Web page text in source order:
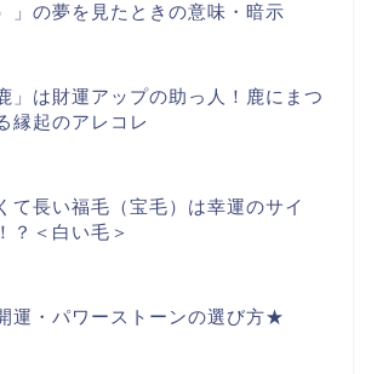
」の夢を見たときの意味・暗示
鹿」は財運アップの助っ人！鹿にまつ
縁起のアレコレ
て長い福毛（宝毛）は幸運のサイ
？＜白い毛＞
運・パワーストーンの選び方★